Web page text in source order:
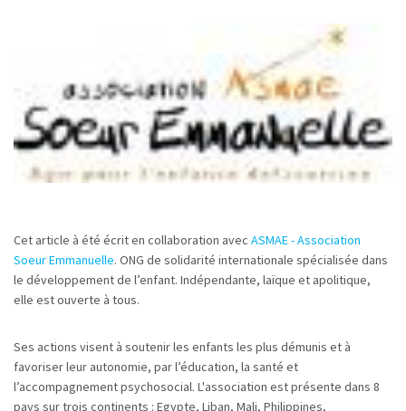
Cet article à été écrit en collaboration avec ASMAE - Association
Soeur Emmanuelle. ONG de solidarité internationale spécialisée dans
le développement de l’enfant. Indépendante, laïque et apolitique,
elle est ouverte à tous.
Ses actions visent à soutenir les enfants les plus démunis et à
favoriser leur autonomie, par l’éducation, la santé et
l’accompagnement psychosocial. L'association est présente dans 8
pays sur trois continents : Egypte, Liban, Mali, Philippines,